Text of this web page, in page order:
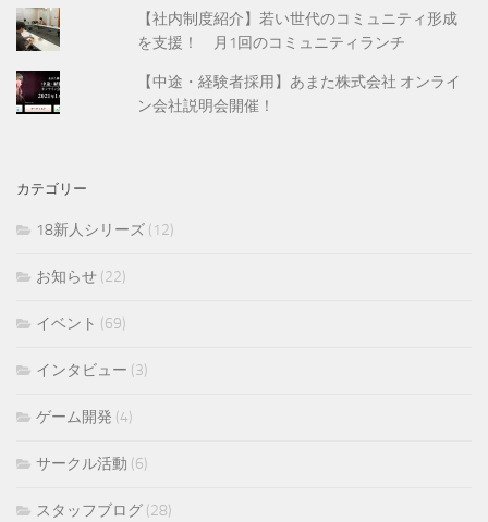
【社内制度紹介】若い世代のコミュニティ形成
を支援！ 月1回のコミュニティランチ
【中途・経験者採用】あまた株式会社 オンライ
ン会社説明会開催！
カテゴリー
18新人シリーズ (12)
お知らせ (22)
イベント (69)
インタビュー (3)
ゲーム開発 (4)
サークル活動 (6)
スタッフブログ (28)